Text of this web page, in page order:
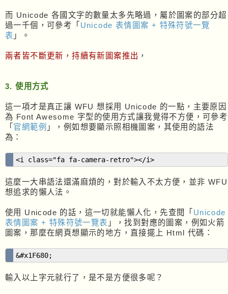
而 Unicode 各國文字的數量太多先略過，屬於圖案的部分超
過一千個，可參考「 Unicode 表情圖案 + 特殊符號一覽
表 」。
兩者皆不斷更新，持續有新圖案推出 ，
3. 使用方式
這一項才是真正讓 WFU 想採用 Unicode 的一點，主要原因
為 Font Awesome 字型的使用方式讓我覺得不方便，可參考
「 官網範例 」，例如想要顯示照相機圖案，其使用的語法
為：
<i class="fa fa-camera-retro"></i>
這麼一大串語法還滿麻煩的，對於輸入不太方便，並非 WFU
想追求的懶人法。
使用 Unicode 的話，這一切就能懶人化，先查閱「 Unicode
表情圖案 + 特殊符號一覽表 」，找到對應的圖案，例如火箭
圖案，那麼在網頁想顯示的地方，直接擺上 Html 代碼：
&#x1F680;
輸入以上字元就行了，是不是方便很多呢？